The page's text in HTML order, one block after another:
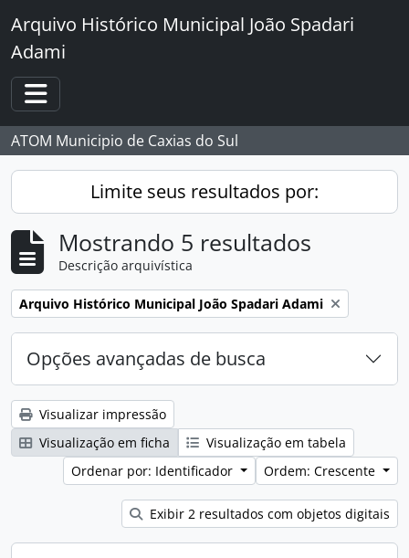
Skip to main content
Arquivo Histórico Municipal João Spadari
Adami
Toggle navigation
ATOM Municipio de Caxias do Sul
Limite seus resultados por:
Mostrando 5 resultados
Descrição arquivística
Remover filtro:
Arquivo Histórico Municipal João Spadari Adami
Opções avançadas de busca
Visualizar impressão
Visualização em ficha
Visualização em tabela
Ordenar por: Identificador
Ordem: Crescente
Exibir 2 resultados com objetos digitais